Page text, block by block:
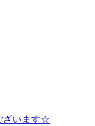
ざいます☆